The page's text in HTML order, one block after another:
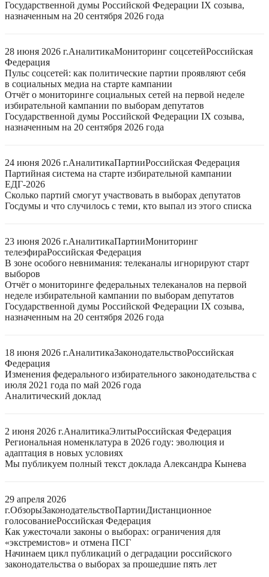
Государственной думы Российской Федерации IX созыва,
назначенным на 20 сентября 2026 года
28 июня 2026 г.АналитикаМониторинг соцсетейРоссийская
Федерация
Пульс соцсетей: как политические партии проявляют себя
в социальных медиа на старте кампании
Отчёт о мониторинге социальных сетей на первой неделе
избирательной кампании по выборам депутатов
Государственной думы Российской Федерации IX созыва,
назначенным на 20 сентября 2026 года
24 июня 2026 г.АналитикаПартииРоссийская Федерация
Партийная система на старте избирательной кампании
ЕДГ-2026
Сколько партий смогут участвовать в выборах депутатов
Госдумы и что случилось с теми, кто выпал из этого списка
23 июня 2026 г.АналитикаПартииМониторинг
телеэфираРоссийская Федерация
В зоне особого невнимания: телеканалы игнорируют старт
выборов
Отчёт о мониторинге федеральных телеканалов на первой
неделе избирательной кампании по выборам депутатов
Государственной думы Российской Федерации IX созыва,
назначенным на 20 сентября 2026 года
18 июня 2026 г.АналитикаЗаконодательствоРоссийская
Федерация
Изменения федерального избирательного законодательства с
июля 2021 года по май 2026 года
Аналитический доклад
2 июня 2026 г.АналитикаЭлитыРоссийская Федерация
Региональная номенклатура в 2026 году: эволюция и
адаптация в новых условиях
Мы публикуем полный текст доклада Александра Кынева
29 апреля 2026
г.ОбзорыЗаконодательствоПартииДистанционное
голосованиеРоссийская Федерация
Как ужесточали законы о выборах: ограничения для
«экстремистов» и отмена ПСГ
Начинаем цикл публикаций о деградации российского
законодательства о выборах за прошедшие пять лет